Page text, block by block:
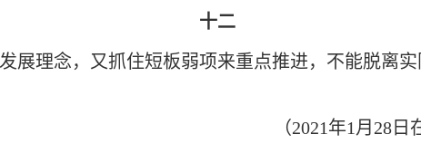
十二
展理念，又抓住短板弱项来重点推进，不能脱离
（2021年1月28